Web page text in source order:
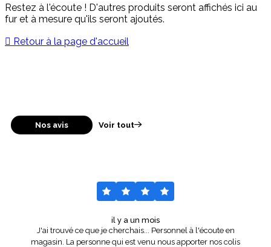
Restez à l'écoute ! D'autres produits seront affichés ici au
fur et à mesure qu'ils seront ajoutés.
 Retour à la page d'accueil
Nos avis Voir tout
il y a un mois
J'ai trouvé ce que je cherchais... Personnel à l'écoute en
magasin. La personne qui est venu nous apporter nos colis